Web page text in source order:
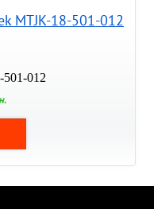
MTJK-18-501-012
012